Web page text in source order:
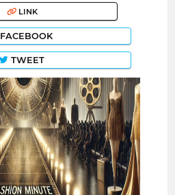
LINK
FACEBOOK
TWEET